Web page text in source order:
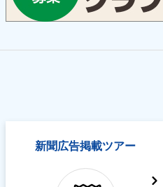
新聞広告掲載ツアー